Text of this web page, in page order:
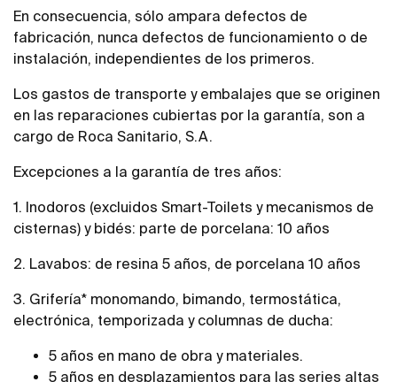
En consecuencia, sólo ampara defectos de
fabricación, nunca defectos de funcionamiento o de
instalación, independientes de los primeros.
Los gastos de transporte y embalajes que se originen
en las reparaciones cubiertas por la garantía, son a
cargo de Roca Sanitario, S.A.
Excepciones a la garantía de tres años:
1. Inodoros (excluidos Smart-Toilets y mecanismos de
cisternas) y bidés: parte de porcelana: 10 años
2. Lavabos: de resina 5 años, de porcelana 10 años
3. Grifería* monomando, bimando, termostática,
electrónica, temporizada y columnas de ducha:
5 años en mano de obra y materiales.
5 años en desplazamientos para las series altas